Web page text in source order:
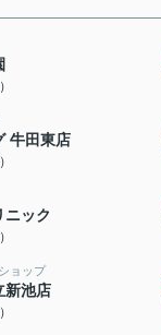
牛田東店
ニック
ョップ
池店